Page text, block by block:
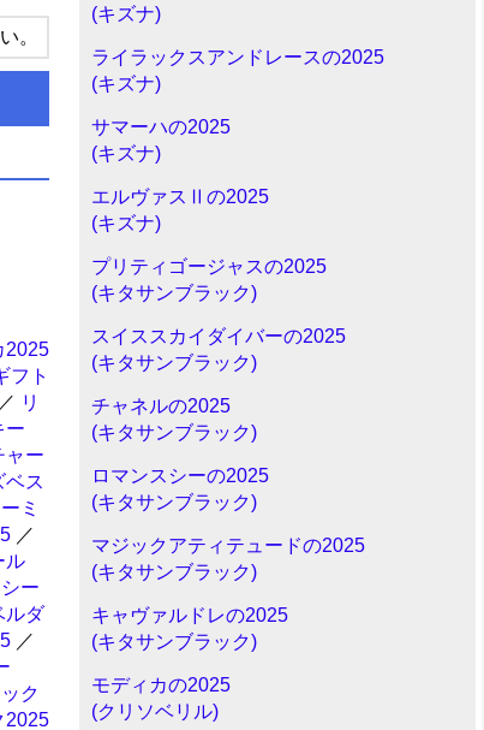
(キズナ)
ライラックスアンドレースの2025
(キズナ)
サマーハの2025
(キズナ)
エルヴァスⅡの2025
(キズナ)
プリティゴージャスの2025
(キタサンブラック)
スイススカイダイバーの2025
(キタサンブラック)
チャネルの2025
(キタサンブラック)
ロマンスシーの2025
(キタサンブラック)
マジックアティテュードの2025
(キタサンブラック)
キャヴァルドレの2025
(キタサンブラック)
モディカの2025
(クリソベリル)
。
2025
フト
／ リ
ー
ャー
ベス
ミ
／
ル
ー
ルダ
／
ク
2025